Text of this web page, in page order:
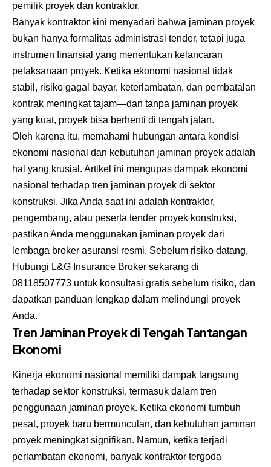
pemilik proyek dan kontraktor.
Banyak kontraktor kini menyadari bahwa jaminan proyek
bukan hanya formalitas administrasi tender, tetapi juga
instrumen finansial yang menentukan kelancaran
pelaksanaan proyek. Ketika ekonomi nasional tidak
stabil, risiko gagal bayar, keterlambatan, dan pembatalan
kontrak meningkat tajam—dan tanpa jaminan proyek
yang kuat, proyek bisa berhenti di tengah jalan.
Oleh karena itu, memahami hubungan antara kondisi
ekonomi nasional dan kebutuhan jaminan proyek adalah
hal yang krusial. Artikel ini mengupas dampak ekonomi
nasional terhadap tren jaminan proyek di sektor
konstruksi. Jika Anda saat ini adalah kontraktor,
pengembang, atau peserta tender proyek konstruksi,
pastikan Anda menggunakan jaminan proyek dari
lembaga broker asuransi resmi. Sebelum risiko datang,
Hubungi L&G Insurance Broker sekarang di
08118507773 untuk konsultasi gratis sebelum risiko, dan
dapatkan panduan lengkap dalam melindungi proyek
Anda.
Tren Jaminan Proyek di Tengah Tantangan
Ekonomi
Kinerja ekonomi nasional memiliki dampak langsung
terhadap sektor konstruksi, termasuk dalam tren
penggunaan jaminan proyek. Ketika ekonomi tumbuh
pesat, proyek baru bermunculan, dan kebutuhan jaminan
proyek meningkat signifikan. Namun, ketika terjadi
perlambatan ekonomi, banyak kontraktor tergoda